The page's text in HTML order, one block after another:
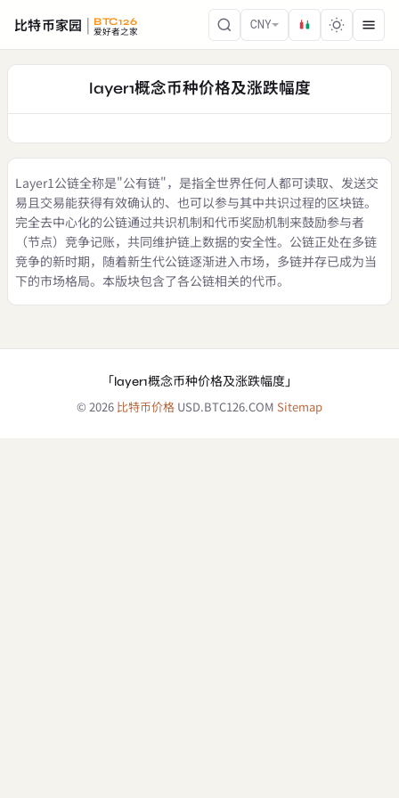
比特币家园
BTC126
爱好者之家
CNY
layer1概念币种价格及涨跌幅度
Layer1公链全称是"公有链"，是指全世界任何人都可读取、发送交
易且交易能获得有效确认的、也可以参与其中共识过程的区块链。
完全去中心化的公链通过共识机制和代币奖励机制来鼓励参与者
（节点）竞争记账，共同维护链上数据的安全性。公链正处在多链
竞争的新时期，随着新生代公链逐渐进入市场，多链并存已成为当
下的市场格局。本版块包含了各公链相关的代币。
「layer1概念币种价格及涨跌幅度」
© 2026 比特币价格 USD.BTC126.COM Sitemap